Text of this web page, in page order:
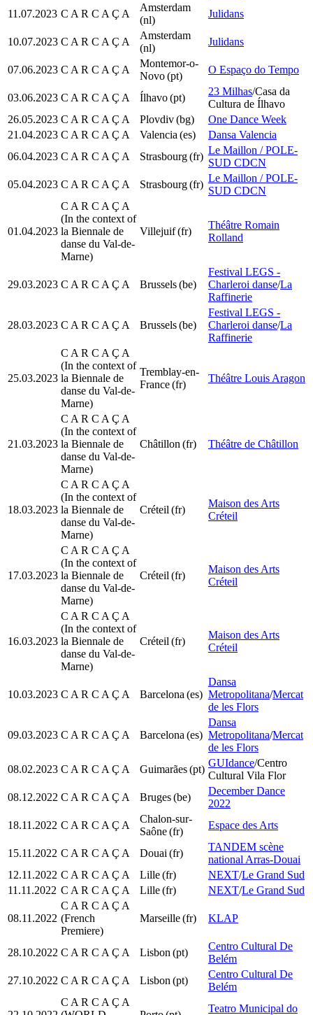
11.07.2023 C A R C A Ç A
Amsterdam
(nl)
Julidans
10.07.2023 C A R C A Ç A
Amsterdam
(nl)
Julidans
07.06.2023 C A R C A Ç A
Montemor-o-
Novo(pt)
O Espaço do Tempo
03.06.2023 C A R C A Ç A Ílhavo(pt)
23 Milhas/Casa da
Cultura de Ílhavo
26.05.2023 C A R C A Ç A Plovdiv(bg)
One Dance Week
21.04.2023 C A R C A Ç A Valencia (es)
Dansa Valencia
06.04.2023 C A R C A Ç A Strasbourg(fr)
Le Maillon / POLE-
SUD CDCN
05.04.2023 C A R C A Ç A Strasbourg(fr)
Le Maillon / POLE-
SUD CDCN
01.04.2023
C A R C A Ç A
(In the context of
la Biennale de
danse du Val-de-
Marne)
Villejuif(fr)
Théâtre Romain
Rolland
29.03.2023 C A R C A Ç A Brussels(be)
Festival LEGS -
Charleroi danse/La
Raffinerie
28.03.2023 C A R C A Ç A Brussels(be)
Festival LEGS -
Charleroi danse/La
Raffinerie
25.03.2023
C A R C A Ç A
(In the context of
la Biennale de
danse du Val-de-
Marne)
Tremblay-en-
France(fr)
Théâtre Louis Aragon
21.03.2023
C A R C A Ç A
(In the context of
la Biennale de
danse du Val-de-
Marne)
Châtillon (fr) Théâtre de Châtillon
18.03.2023
C A R C A Ç A
(In the context of
la Biennale de
danse du Val-de-
Marne)
Créteil (fr)
Maison des Arts
Créteil
17.03.2023
C A R C A Ç A
(In the context of
la Biennale de
danse du Val-de-
Marne)
Créteil (fr)
Maison des Arts
Créteil
16.03.2023
C A R C A Ç A
(In the context of
la Biennale de
danse du Val-de-
Marne)
Créteil (fr)
Maison des Arts
Créteil
10.03.2023 C A R C A Ç A Barcelona (es)
Dansa
Metropolitana/Mercat
de les Flors
09.03.2023 C A R C A Ç A Barcelona (es)
Dansa
Metropolitana/Mercat
de les Flors
08.02.2023 C A R C A Ç A Guimarães(pt)
GUIdance/Centro
Cultural Vila Flor
08.12.2022 C A R C A Ç A Bruges(be)
December Dance
2022
18.11.2022 C A R C A Ç A
Chalon-sur-
Saône(fr)
Espace des Arts
15.11.2022 C A R C A Ç A Douai (fr)
TANDEM scène
national Arras-Douai
12.11.2022 C A R C A Ç A Lille(fr) NEXT/Le Grand Sud
11.11.2022 C A R C A Ç A Lille(fr) NEXT/Le Grand Sud
08.11.2022
C A R C A Ç A
(French
Premiere)
Marseille(fr) KLAP
28.10.2022 C A R C A Ç A Lisbon (pt)
Centro Cultural De
Belém
27.10.2022 C A R C A Ç A Lisbon (pt)
Centro Cultural De
Belém
C A R C A Ç A
Teatro Municipal do